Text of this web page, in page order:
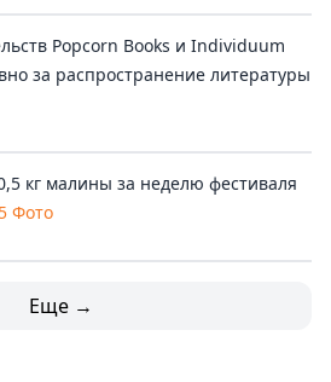
Popcorn Books и Individuum
за распространение литературы
кг малины за неделю фестиваля
5 Фото
Еще →